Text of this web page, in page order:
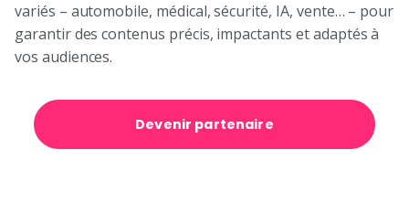
variés – automobile, médical, sécurité, IA, vente… – pour
garantir des contenus précis, impactants et adaptés à
vos audiences.
Devenir partenaire